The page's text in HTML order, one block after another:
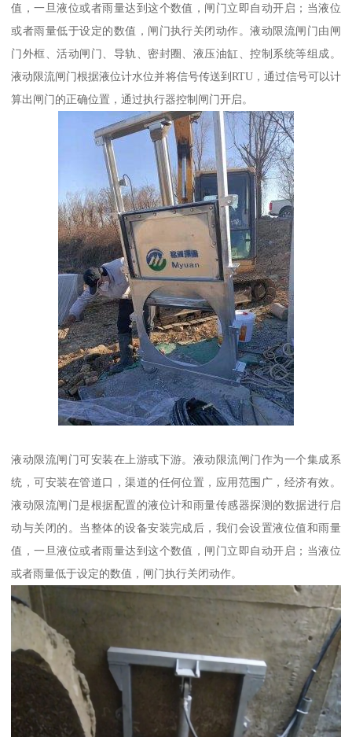
值，一旦液位或者雨量达到这个数值，闸门立即自动开启；当液位
或者雨量低于设定的数值，闸门执行关闭动作。液动限流闸门由闸
门外框、活动闸门、导轨、密封圈、液压油缸、控制系统等组成。
液动限流闸门根据液位计水位并将信号传送到RTU，通过信号可以计
算出闸门的正确位置，通过执行器控制闸门开启。
液动限流闸门可安装在上游或下游。液动限流闸门作为一个集成系
统，可安装在管道口，渠道的任何位置，应用范围广，经济有效。
液动限流闸门是根据配置的液位计和雨量传感器探测的数据进行启
动与关闭的。当整体的设备安装完成后，我们会设置液位值和雨量
值，一旦液位或者雨量达到这个数值，闸门立即自动开启；当液位
或者雨量低于设定的数值，闸门执行关闭动作。